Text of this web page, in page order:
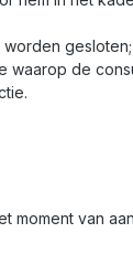
gesloten;
de
van